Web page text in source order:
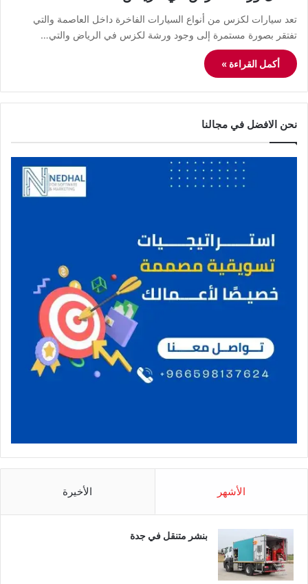
تعد سيارات لكزس من أنواع السيارات الفاخرة داخل العاصمة والتي
تفتقر بصورة مستمرة إلى وجود ورشة لكزس في الرياض والتي…
أكمل القراءة »
نحن الافضل في مجالنا
الأشهر الأخيرة
بنشر متنقل في جدة